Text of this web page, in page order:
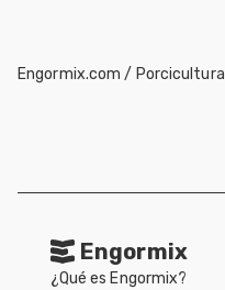
Engormix.com / Porcicultura
Engormix
¿Qué es Engormix?